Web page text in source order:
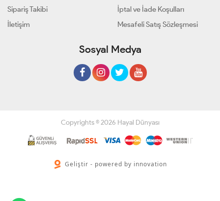
Sipariş Takibi
İletişim
İptal ve İade Koşulları
Mesafeli Satış Sözleşmesi
Sosyal Medya
Copyrights © 2026 Hayal Dünyası
Geliştir - powered by innovation